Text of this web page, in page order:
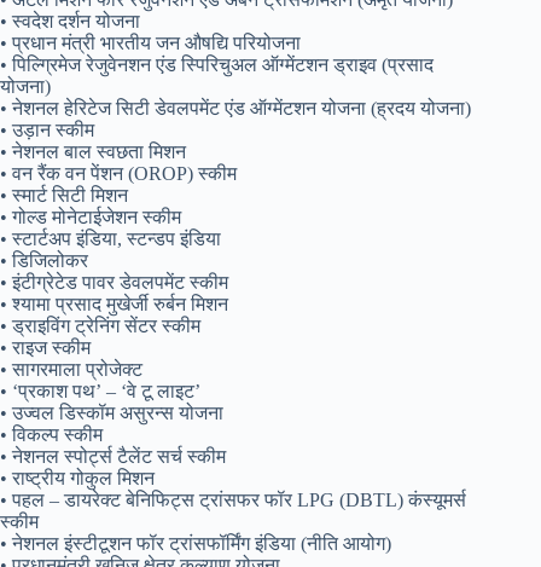
• स्वदेश दर्शन योजना
• प्रधान मंत्री भारतीय जन औषद्यि परियोजना
• पिल्ग्रिमेज रेजुवेनशन एंड स्पिरिचुअल ऑग्मेंटशन ड्राइव (प्रसाद
योजना)
• नेशनल हेरिटेज सिटी डेवलपमेंट एंड ऑग्मेंटशन योजना (ह्रदय योजना)
• उड़ान स्कीम
• नेशनल बाल स्वछता मिशन
• वन रैंक वन पेंशन (OROP) स्कीम
• स्मार्ट सिटी मिशन
• गोल्ड मोनेटाईजेशन स्कीम
• स्टार्टअप इंडिया, स्टन्डप इंडिया
• डिजिलोकर
• इंटीग्रेटेड पावर डेवलपमेंट स्कीम
• श्यामा प्रसाद मुखेर्जी रुर्बन मिशन
• ड्राइविंग ट्रेनिंग सेंटर स्कीम
• राइज स्कीम
• सागरमाला प्रोजेक्ट
• ‘प्रकाश पथ’ – ‘वे टू लाइट’
• उज्वल डिस्कॉम असुरन्स योजना
• विकल्प स्कीम
• नेशनल स्पोर्ट्स टैलेंट सर्च स्कीम
• राष्ट्रीय गोकुल मिशन
• पहल – डायरेक्ट बेनिफिट्स ट्रांसफर फॉर LPG (DBTL) कंस्यूमर्स
स्कीम
• नेशनल इंस्टीटूशन फॉर ट्रांसफॉर्मिंग इंडिया (नीति आयोग)